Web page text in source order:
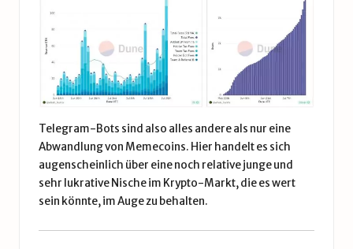
Telegram-Bots sind also alles andere als nur eine
Abwandlung von Memecoins. Hier handelt es sich
augenscheinlich über eine noch relative junge und
sehr lukrative Nische im Krypto-Markt, die es wert
sein könnte, im Auge zu behalten.